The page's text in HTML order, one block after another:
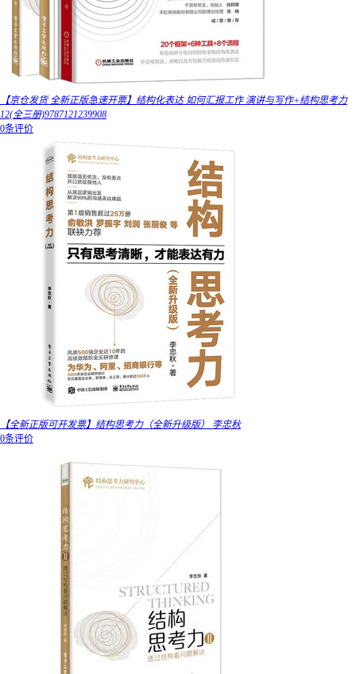
【京仓发货 全新正版急速开票】结构化表达 如何汇报工作 演讲与写作+结构思考力
12(全三册)9787121239908
0条评价
【全新正版可开发票】结构思考力（全新升级版） 李忠秋
0条评价